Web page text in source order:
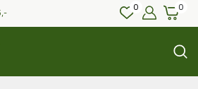
0 0